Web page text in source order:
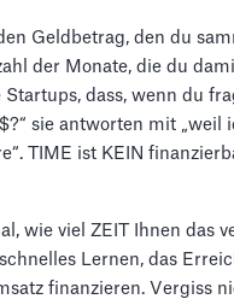
Geldbetrag, den du
der Monate, die du
Startups, dass, wenn du
sie antworten mit „weil
TIME ist KEIN
wie viel ZEIT Ihnen das
Lernen, das
finanzieren. Vergiss